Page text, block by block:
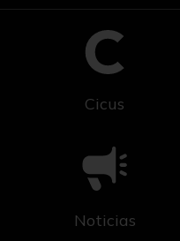
Cicus
Noticias